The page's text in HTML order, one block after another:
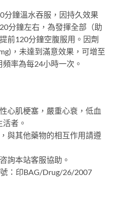
分鐘溫水吞服，因持久效果
分鐘左右，為發揮全部（助
前120分鐘空腹服用。因劑
，未達到滿意效果，可增至
率為每24小時一次。
心肌梗塞，嚴重心衰，低血
者。
與其他藥物的相互作用請遵
詢本站客服協助。
：印BAG/Drug/26/2007